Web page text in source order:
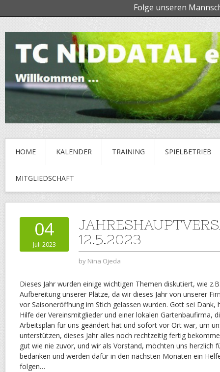
HOME KALENDER TRAINING SPIELBETRIEB
MITGLIEDSCHAFT
04
Juli 2023
12.5.2023
by Nina Ojeda
Dieses Jahr wurden einige wichtigen Themen diskutiert, wie
Aufbereitung unserer Plätze, da wir dieses Jahr von unserer
vor Saisoneröffnung im Stich gelassen wurden. Gott sei Dank,
Hilfe der Vereinsmitglieder und einer lokalen Gartenbaufirma,
Arbeitsplan für uns geändert hat und sofort vor Ort war, um
unterstützen, dieses Jahr alles noch rechtzeitig fertig
gut wie nie zuvor, und wir als Vorstand, möchten uns herzlich
bedanken und werden dafür in den nächsten Monaten ein
folgen…
Folge unseren